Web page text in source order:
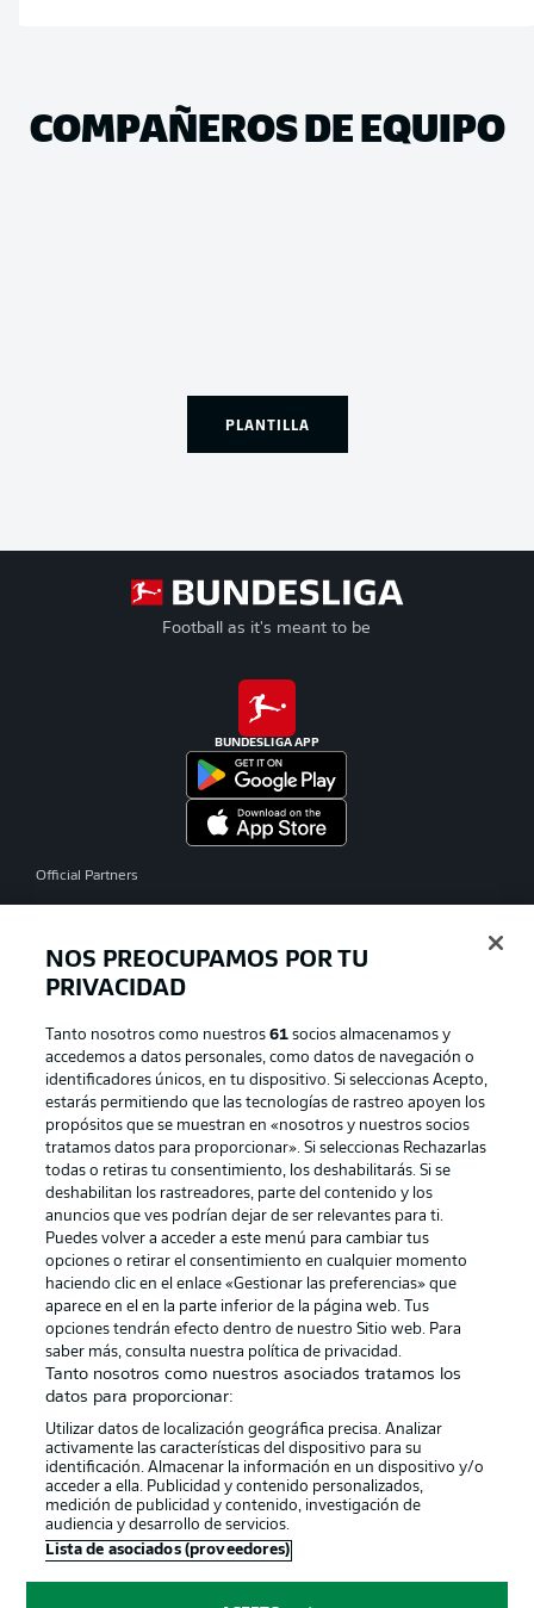
COMPAÑEROS DE EQUIPO
PLANTILLA
Football as it's meant to be
BUNDESLIGA APP
Official Partners
Publicidad Aviso legal
Gestionar las preferencias Declaracion de privacidad
Canales Trabajos
Jugadores Condiciones de uso
Sello Editorial Contacto
© 2026 Bundesliga-Gruppe GmbH
Elegir idioma
NOS PREOCUPAMOS POR TU
PRIVACIDAD
Tanto nosotros como nuestros61 socios almacenamos y
accedemos a datos personales, como datos de navegación o
identificadores únicos, en tu dispositivo. Si seleccionas Acepto,
estarás permitiendo que las tecnologías de rastreo apoyen los
propósitos que se muestran en «nosotros y nuestros socios
tratamos datos para proporcionar». Si seleccionas Rechazarlas
todas o retiras tu consentimiento, los deshabilitarás. Si se
deshabilitan los rastreadores, parte del contenido y los
anuncios que ves podrían dejar de ser relevantes para ti.
Puedes volver a acceder a este menú para cambiar tus
opciones o retirar el consentimiento en cualquier momento
haciendo clic en el enlace «Gestionar las preferencias» que
aparece en el en la parte inferior de la página web. Tus
opciones tendrán efecto dentro de nuestro Sitio web. Para
saber más, consulta nuestra política de privacidad.
Tanto nosotros como nuestros asociados tratamos los
datos para proporcionar:
Utilizar datos de localización geográfica precisa. Analizar
activamente las características del dispositivo para su
identificación. Almacenar la información en un dispositivo y/o
acceder a ella. Publicidad y contenido personalizados,
medición de publicidad y contenido, investigación de
audiencia y desarrollo de servicios.
Lista de asociados (proveedores)